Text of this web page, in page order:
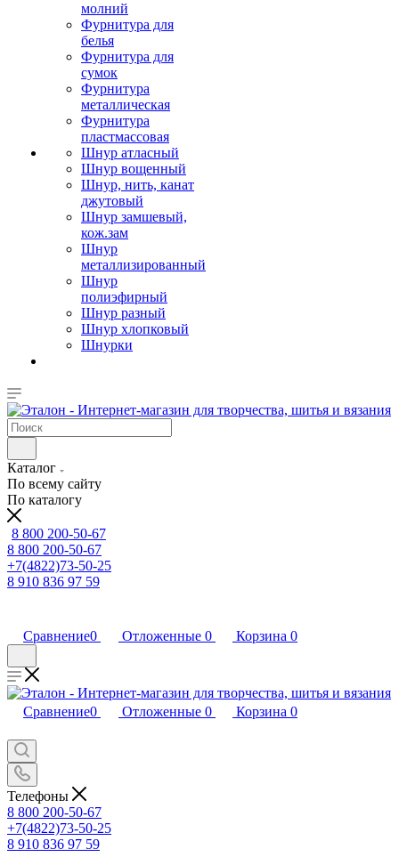
молний
Фурнитура для
белья
Фурнитура для
сумок
Фурнитура
металлическая
Фурнитура
пластмассовая
Шнур атласный
Шнур вощенный
Шнур, нить, канат
джутовый
Шнур замшевый,
кож.зам
Шнур
металлизированный
Шнур
полиэфирный
Шнур разный
Шнур хлопковый
Шнурки
Каталог
По всему сайту
По каталогу
8 800 200-50-67
8 800 200-50-67
+7(4822)73-50-25
8 910 836 97 59
Сравнение0 Отложенные 0 Корзина 0
Сравнение0 Отложенные 0 Корзина 0
Телефоны
8 800 200-50-67
+7(4822)73-50-25
8 910 836 97 59